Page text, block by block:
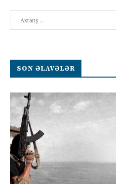
SON ƏLAVƏLƏR